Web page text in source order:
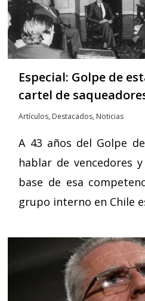
Especial: Golpe de
cartel de
Artículos, Destacados, Noticias
A 43 años del Golpe
hablar de vencedores
base de esa
grupo interno en Chile